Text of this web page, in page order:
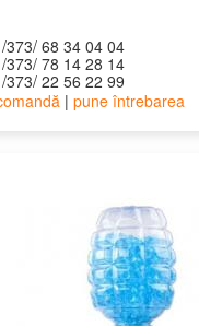
/373/ 68 34 04 04
/373/ ‎78 14 28 14
22 56 22 99
| pune întrebarea